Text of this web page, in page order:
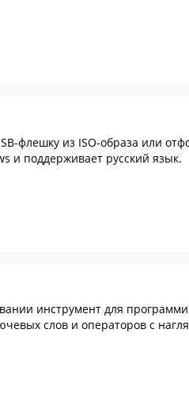
флешку из ISO-образа или
и поддерживает русский язык.
инструмент для
слов и операторов с